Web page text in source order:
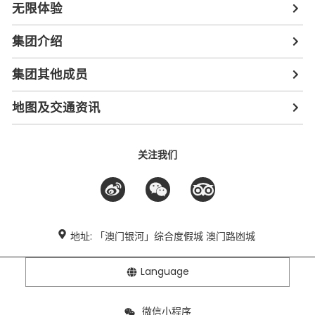
无限体验
集团介绍
集团其他成员
地图及交通资讯
关注我们
地址: 「澳门银河」综合度假城 澳门路凼城
Language
微信小程序